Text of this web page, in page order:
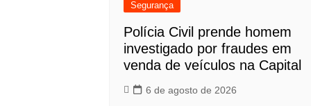
Segurança
Polícia Civil prende homem
investigado por fraudes em
venda de veículos na Capital
6 de agosto de 2026